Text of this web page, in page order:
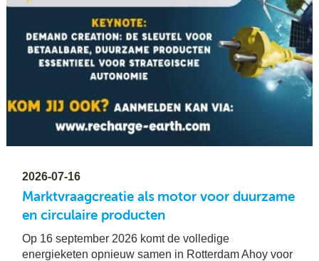
2026-07-16
Marktvraagcreatie als motor voor duurzame
en circulaire producten
Op 16 september 2026 komt de volledige
energieketen opnieuw samen in Rotterdam Ahoy voor